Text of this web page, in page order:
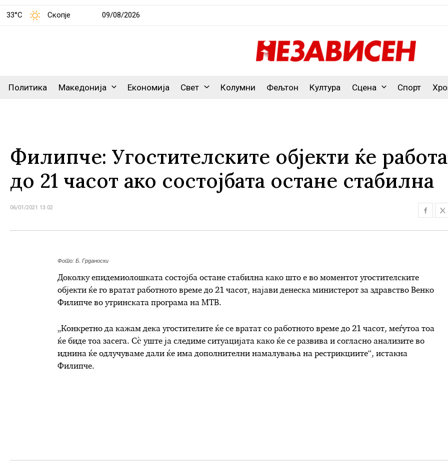
33°C Скопје 09/08/2026
Политика Македонија Економија Свет Колумни Фељтон Култура Сцена Спорт
Филипче: Угостителските објекти ќе
до 21 часот ако состојбата остане стабилна
06/01/2021 13:02
Фото: Б. Грданоски
Доколку епидемиолошката состојба остане стабилна како што е во моментот угостителските
објекти ќе го вратат работното време до 21 часот, најави денеска министерот за здравство Венко
Филипче во утринската програма на МТВ.
„Конкретно да кажам дека угостителите ќе се вратат со работното време до 21 часот, меѓутоа тоа
ќе биде тоа засега. Сѐ уште ја следиме ситуацијата како ќе се развива и согласно анализите во
иднина ќе одлучуваме дали ќе има дополнителни намалувања на рестрикциите“, истакна
Филипче.